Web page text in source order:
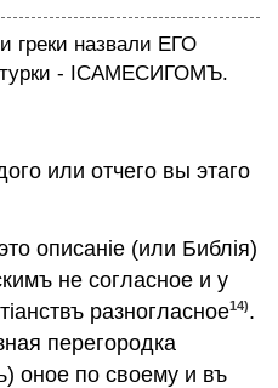
греки назвали ЕГО
- IСАМЕСИГОМЪ.
или отчего вы этаго
описанiе (или Библiя)
не согласное и у
разногласное14).
перегородка
оное по своему и въ